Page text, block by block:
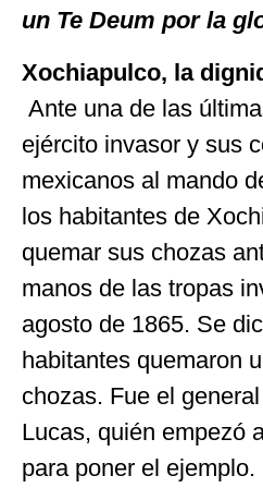
un Te Deum por la
Xochiapulco, la
Ante una de las
ejército invasor y sus
mexicanos al mando
los habitantes de
quemar sus chozas
manos de las tropas
agosto de 1865. Se
habitantes quemaron
chozas. Fue el
Lucas, quién empezó
para poner el ejemplo.